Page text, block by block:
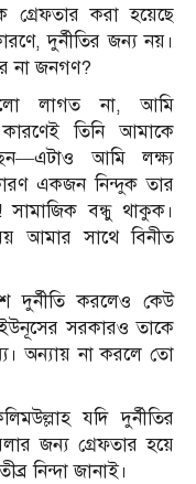
গ্রেফতার করা হয়েছে
দুর্নীতির জন্য নয়।
না জনগণ?
লাগত না, আমি
তিনি আমাকে
আমি লক্ষ্য
একজন নিন্দুক তার
সামাজিক বন্ধু থাকুক।
আমার সাথে বিনীত
দুর্নীতি করলেও কেউ
সরকারও তাকে
অন্যায় না করলে তো
যদি দুর্নীতির
জন্য গ্রেফতার হয়ে
নিন্দা জানাই।